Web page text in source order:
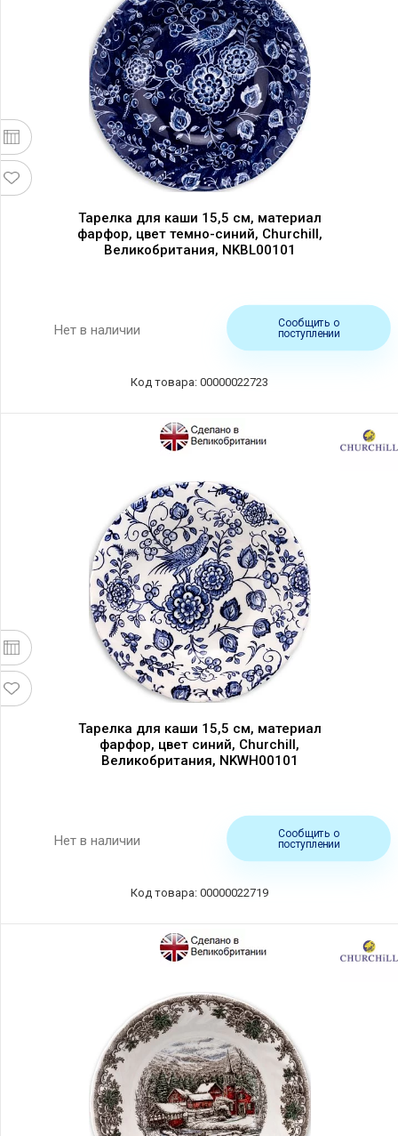
Тарелка для каши 15,5 см, материал
фарфор, цвет темно-синий, Churchill,
Великобритания, NKBL00101
Нет в наличии
Сообщить о
поступлении
Код товара: 00000022723
Тарелка для каши 15,5 см, материал
фарфор, цвет синий, Churchill,
Великобритания, NKWH00101
Нет в наличии
Сообщить о
поступлении
Код товара: 00000022719